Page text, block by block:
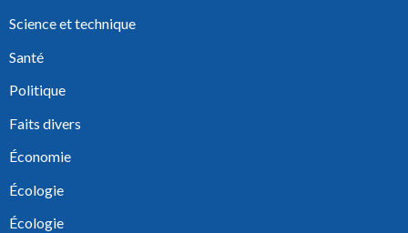
Science et technique
Santé
Politique
Faits divers
Économie
Écologie
Écologie